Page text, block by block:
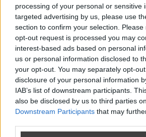
processing of your personal or sensitive
targeted advertising by us, please use
section to confirm your selection.
opt-out request is processed you may
interest-based ads based on personal
us or personal information disclosed to
your opt-out. You may separately opt-
disclosure of your personal information
IAB’s list of downstream participants.
also be disclosed by us to third parties
Downstream Participants that may